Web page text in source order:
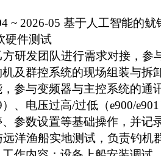
~ 2026-05 基于人工智能的
硬件测试
方研发团队进行需求对接，参
机及群控系统的现场组装与拆
参与变频器与主控系统的通
）、电压过高/过低（e900/
参数设置等基础操作，并记
远洋渔船实地测试，负责钓机